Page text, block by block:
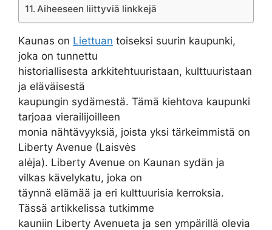
Aiheeseen liittyviä linkkejä
Kaunas on Liettuan toiseksi suurin kaupunki,
joka on tunnettu
historiallisesta arkkitehtuuristaan, kulttuuristaan
ja eläväisestä
kaupungin sydämestä. Tämä kiehtova kaupunki
tarjoaa vierailijoilleen
monia nähtävyyksiä, joista yksi tärkeimmistä on
Liberty Avenue (Laisvės
alėja). Liberty Avenue on Kaunan sydän ja
vilkas kävelykatu, joka on
täynnä elämää ja eri kulttuurisia kerroksia.
Tässä artikkelissa tutkimme
kauniin Liberty Avenueta ja sen ympärillä olevia